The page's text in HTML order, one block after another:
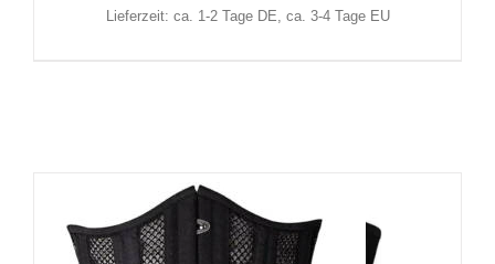
Lieferzeit: ca. 1-2 Tage DE, ca. 3-4 Tage EU